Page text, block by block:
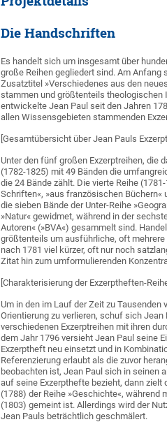
Die Handschriften
Es handelt sich um insgesamt über
große Reihen gegliedert sind. Am Anfang
Zusatztitel »Verschiedenes aus den
stammen und größtenteils theologischen
entwickelte Jean Paul seit den Jahren
allen Wissensgebieten stammenden
[Gesamtübersicht über Jean Pauls
Unter den fünf großen Exzerptreihen, die
(1782-1825) mit 49 Bänden die
die 24 Bände zählt. Die vierte Reihe
Schriften«, »aus französischen Büchern«
die sieben Bände der Unter-Reihe
»Natur« gewidmet, während in der
Autoren« (»BVA«) gesammelt sind.
größtenteils um ausführliche, oft mehrere
nach 1781 viel kürzer, oft nur noch
Zitat hin zum umformulierenden
[Charakterisierung der Exzerptheften-
Um in den im Lauf der Zeit zu
Orientierung zu verlieren, schuf sich
verschiedenen Exzerptreihen mit ihren
dem Jahr 1796 versieht Jean Paul seine
Exzerptheft neu einsetzt und in
Referenzierung erlaubt als die zuvor
beobachten ist, Jean Paul sich in seinen
auf seine Exzerpthefte bezieht, dann zielt
(1788) der Reihe »Geschichte«, während
(1803) gemeint ist. Allerdings wird der
Jean Pauls beträchtlich geschmälert.